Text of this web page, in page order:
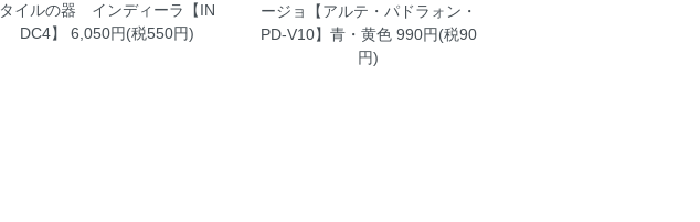
タイルの器 インディーラ【IN
DC4】
6,050円(税550円)
ージョ【アルテ・パドラォン・
PD-V10】青・黄色990円(税90
円)